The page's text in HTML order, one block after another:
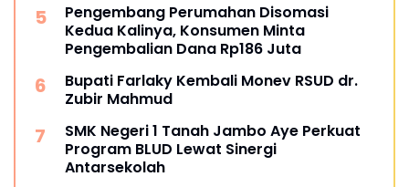
Pengembang Perumahan Disomasi
Kedua Kalinya, Konsumen Minta
Pengembalian Dana Rp186 Juta
Bupati Farlaky Kembali Monev RSUD dr.
Zubir Mahmud
SMK Negeri 1 Tanah Jambo Aye Perkuat
Program BLUD Lewat Sinergi
Antarsekolah